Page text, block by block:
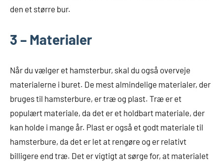
den et større bur.
3 – Materialer
Når du vælger et hamsterbur, skal du også overveje
materialerne i buret. De mest almindelige materialer, der
bruges til hamsterbure, er træ og plast. Træ er et
populært materiale, da det er et holdbart materiale, der
kan holde i mange år. Plast er også et godt materiale til
hamsterbure, da det er let at rengøre og er relativt
billigere end træ. Det er vigtigt at sørge for, at materialet